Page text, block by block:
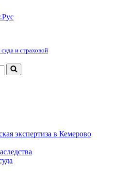
и страховой
экспертиза в Кемерово